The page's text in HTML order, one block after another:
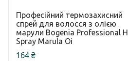
Професійний термозахисний
спрей для волосся з олією
марули Bogenia Professional
Spray Marula Oi
164 ₴